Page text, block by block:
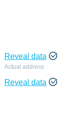
Reveal data
Actual address
Reveal data